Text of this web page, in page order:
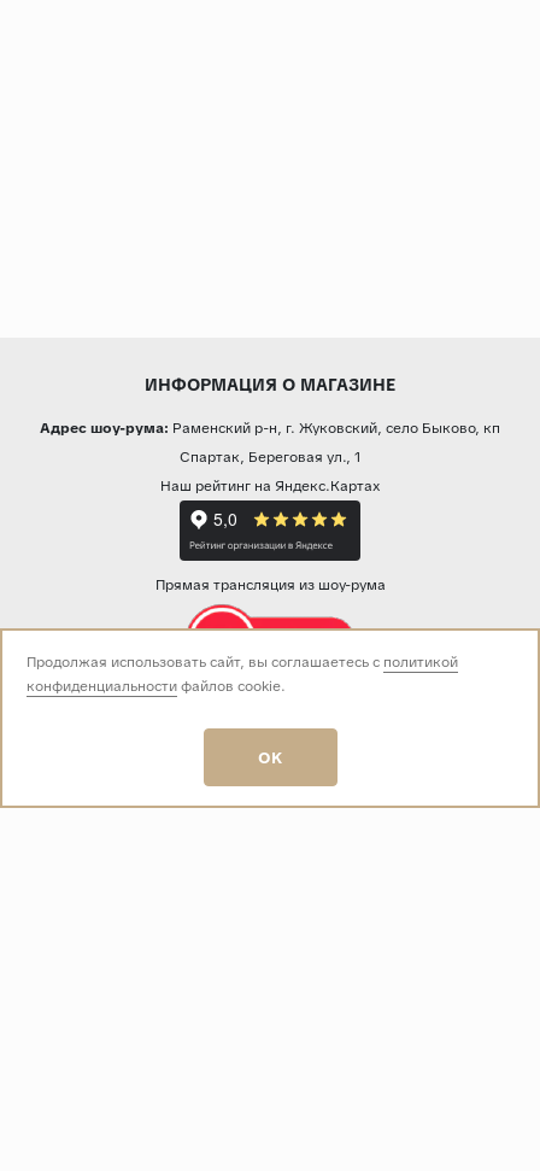
ИНФОРМАЦИЯ О МАГАЗИНЕ
Адрес шоу-рума: Раменский р-н, г. Жуковский, село Быково, кп
Спартак, Береговая ул., 1
Наш рейтинг на Яндекс.Картах
Прямая трансляция из шоу-рума
Звоните нам:
пн-вс 10:00 - 19:00
E-mail:
info@baza-plitki.ru
Продолжая использовать сайт, вы соглашаетесь с политикой
конфиденциальностифайлов cookie.
OK